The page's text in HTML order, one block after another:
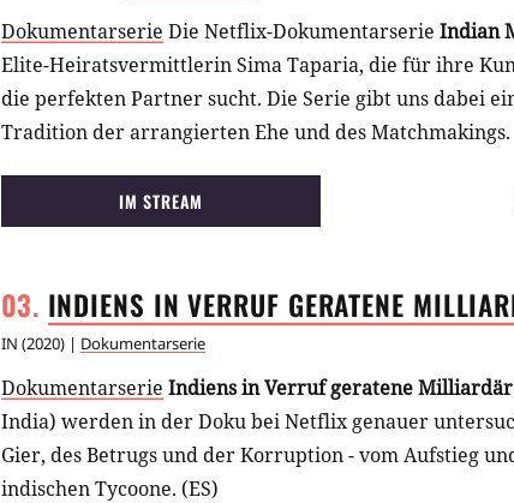
Dokumentarserie Die Netflix-Dokumentarserie Indian
Elite-Heiratsvermittlerin Sima Taparia, die für ihre
die perfekten Partner sucht. Die Serie gibt uns dabei
Tradition der arrangierten Ehe und des Matchmakings.
IM STREAM
INDIENS IN VERRUF GERATENE
IN (2020) | Dokumentarserie
Dokumentarserie Indiens in Verruf geratene
India) werden in der Doku bei Netflix genauer
Gier, des Betrugs und der Korruption - vom Aufstieg
indischen Tycoone. (ES)